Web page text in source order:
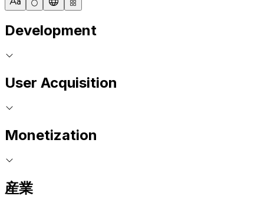
Development
User Acquisition
Monetization
産業